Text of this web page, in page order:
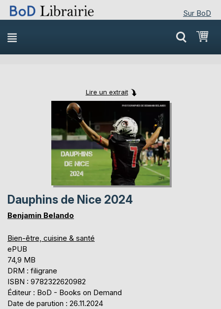
Sur BoD
Skip
to
Content
Lire un extrait
Skip
the
end
of
the
images
gallery
Skip
the
beginning
of
the
images
gallery
Dauphins de Nice 2024
Benjamin Belando
Bien-être, cuisine & santé
ePUB
74,9 MB
DRM : filigrane
ISBN : 9782322620982
Éditeur : BoD - Books on Demand
Date de parution : 26.11.2024